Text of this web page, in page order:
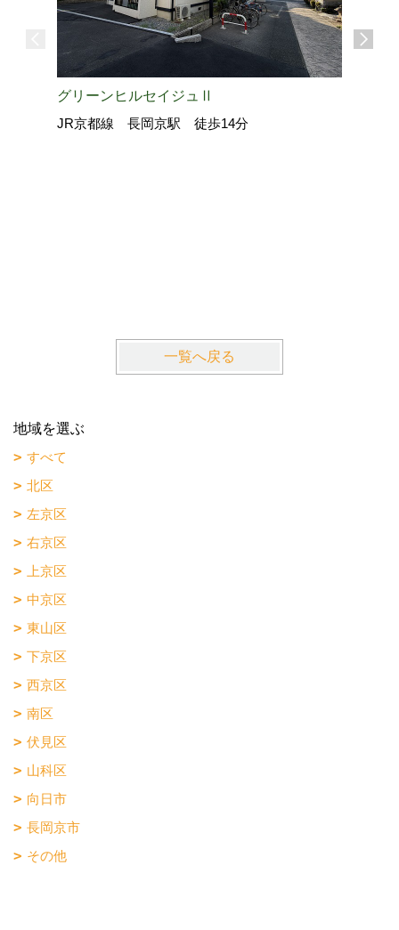
グリーンヒルセイジュⅡ
JR京都線 長岡京駅 徒歩14分
一覧へ戻る
地域を選ぶ
すべて
北区
左京区
右京区
上京区
中京区
東山区
下京区
西京区
南区
伏見区
山科区
向日市
長岡京市
その他